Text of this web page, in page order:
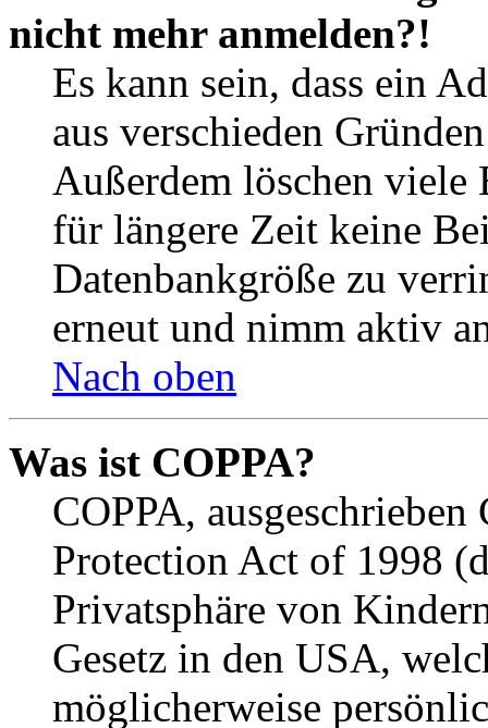
nicht mehr anmelden?!
Es kann sein, dass ein
aus verschieden
Außerdem löschen viele
für längere Zeit keine
Datenbankgröße zu
erneut und nimm aktiv
Nach oben
Was ist COPPA?
COPPA,
Protection Act of 1998
Privatsphäre von
Gesetz in den USA,
möglicherweise